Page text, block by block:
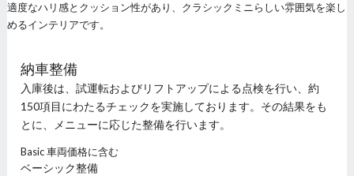
適度なハリ感とクッション性があり、クラシックミニらしい雰囲気を楽し
めるインテリアです。
納車整備
入庫後は、試運転およびリフトアップによる点検を行い、約
150項目にわたるチェックを実施しております。その結果をも
とに、メニューに応じた整備を行います。
Basic車両価格に含む
ベーシック整備